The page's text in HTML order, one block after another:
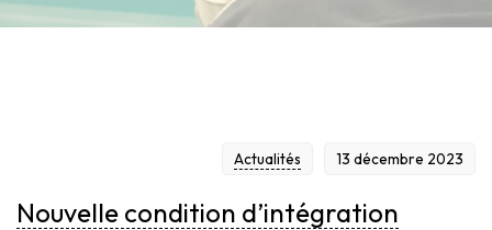
13 décembre 2023
Actualités
Nouvelle condition d’intégration